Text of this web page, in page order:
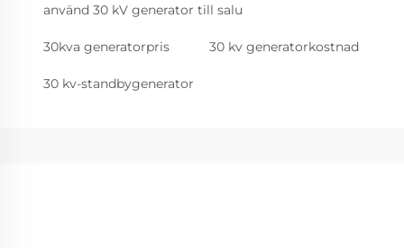
använd 30 kV generator till salu
30kva generatorpris 30 kv generatorkostnad
30 kv-standbygenerator